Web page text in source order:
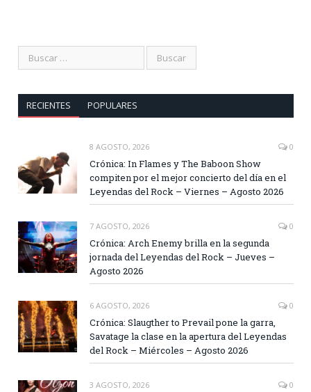
RECIENTES POPULARES
8 AGOSTO, 2026 0
Crónica: In Flames y The Baboon Show
compiten por el mejor concierto del día en el
Leyendas del Rock – Viernes – Agosto 2026
7 AGOSTO, 2026 0
Crónica: Arch Enemy brilla en la segunda
jornada del Leyendas del Rock – Jueves –
Agosto 2026
6 AGOSTO, 2026 0
Crónica: Slaugther to Prevail pone la garra,
Savatage la clase en la apertura del Leyendas
del Rock – Miércoles – Agosto 2026
3 AGOSTO, 2026 0